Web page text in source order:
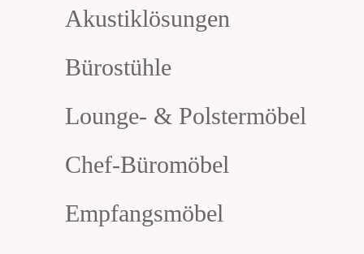
Akustiklösungen
Bürostühle
Lounge- & Polstermöbel
Chef-Büromöbel
Empfangsmöbel